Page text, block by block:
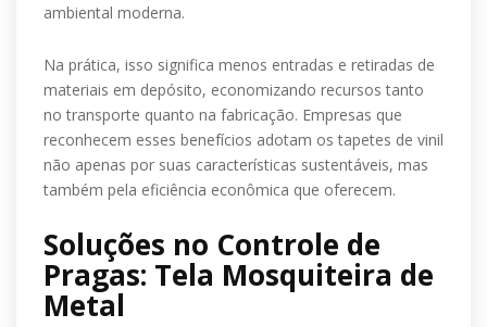
ambiental moderna.
Na prática, isso significa menos entradas e retiradas de
materiais em depósito, economizando recursos tanto
no transporte quanto na fabricação. Empresas que
reconhecem esses benefícios adotam os tapetes de vinil
não apenas por suas características sustentáveis, mas
também pela eficiência econômica que oferecem.
Soluções no Controle de
Pragas: Tela Mosquiteira de
Metal